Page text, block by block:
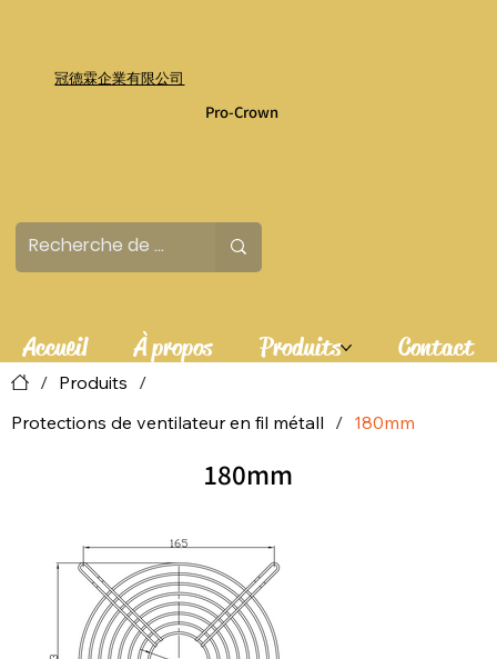
冠德霖企業有限公司
Pro-Crown
Accueil À propos Produits Contact
/ Produits /
Protections de ventilateur en fil métall / 180mm
180mm